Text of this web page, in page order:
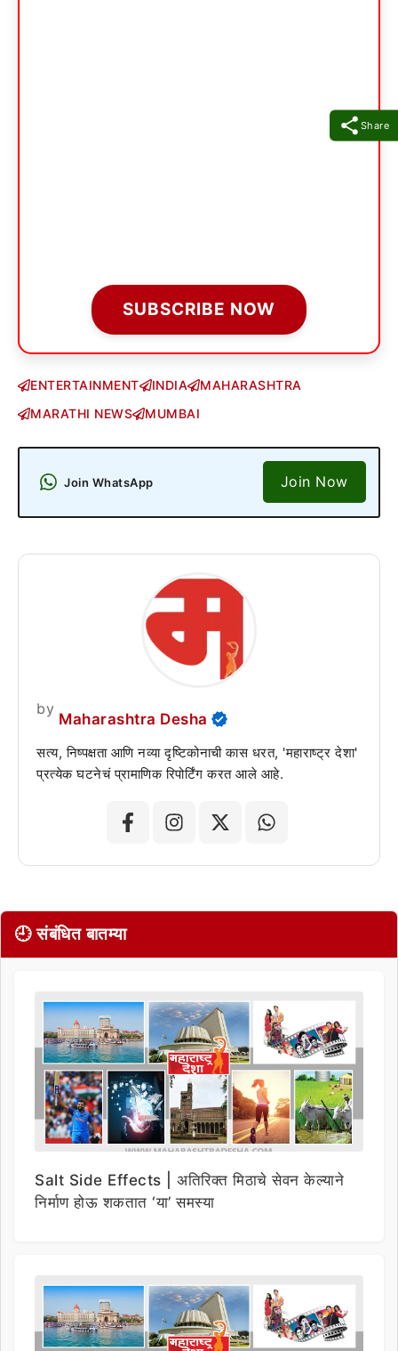
Share
SUBSCRIBE NOW
ENTERTAINMENT INDIA
MAHARASHTRA
MARATHI NEWS
MUMBAI
Join WhatsApp Join Now
by
Maharashtra Desha
सत्य, निष्पक्षता आणि नव्या दृष्टिकोनाची कास धरत, 'महाराष्ट्र देशा'
प्रत्येक घटनेचं प्रामाणिक रिपोर्टिंग करत आले आहे.
🕘 संबंधित बातम्या
Salt Side Effects | अतिरिक्त मिठाचे सेवन केल्याने
निर्माण होऊ शकतात ‘या’ समस्या